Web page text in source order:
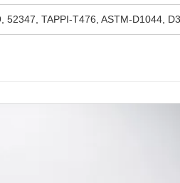
52347, TAPPI-T476, ASTM-D1044,